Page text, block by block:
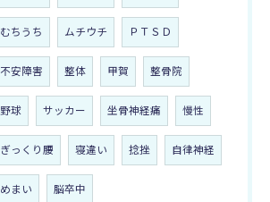
むちうち ムチウチ ＰＴＳＤ
不安障害 整体 甲賀 整骨院
野球 サッカー 坐骨神経痛 慢性
ぎっくり腰 寝違い 捻挫 自律神経
めまい 脳卒中